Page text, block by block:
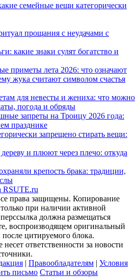
семейные вещи категорически
прощания с неудачами с
какие знаки сулят богатство и
приметы лета 2026: что означают
жука считают символом счастья
для невесты и жениха: что можно
погода и обряды
запреты на Троицу 2026 года:
празднике
запрещено стирать вещи:
и плюют через плечо: откуда
крепость брака: традиции,
права защищены. Копирование
при наличии активной
должна размещаться
воспроизводящем оригинальный
цитируемого блока.
ответственности за новости
| Правообладателям | Условия
письмо Статьи и обзоры